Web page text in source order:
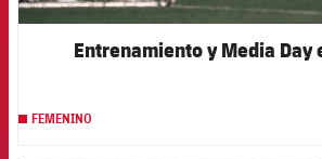
Entrenamiento y Media Day
FEMENINO